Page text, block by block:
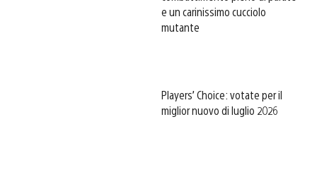
e un carinissimo cucciolo
mutante
Players’ Choice: votate per il
miglior nuovo di luglio 2026